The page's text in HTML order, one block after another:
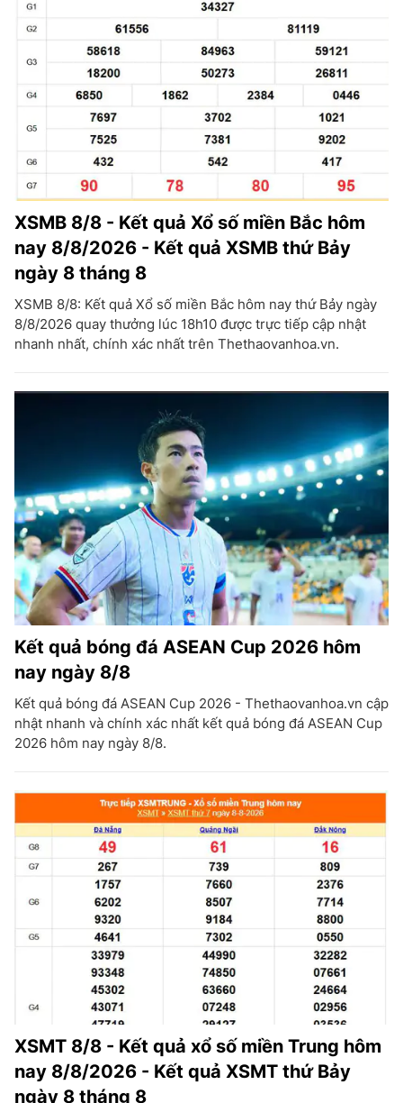
XSMB 8/8 - Kết quả Xổ số miền Bắc hôm
nay 8/8/2026 - Kết quả XSMB thứ Bảy
ngày 8 tháng 8
XSMB 8/8: Kết quả Xổ số miền Bắc hôm nay thứ Bảy ngày
8/8/2026 quay thưởng lúc 18h10 được trực tiếp cập nhật
nhanh nhất, chính xác nhất trên Thethaovanhoa.vn.
Kết quả bóng đá ASEAN Cup 2026 hôm
nay ngày 8/8
Kết quả bóng đá ASEAN Cup 2026 - Thethaovanhoa.vn cập
nhật nhanh và chính xác nhất kết quả bóng đá ASEAN Cup
2026 hôm nay ngày 8/8.
XSMT 8/8 - Kết quả xổ số miền Trung hôm
nay 8/8/2026 - Kết quả XSMT thứ Bảy
ngày 8 tháng 8